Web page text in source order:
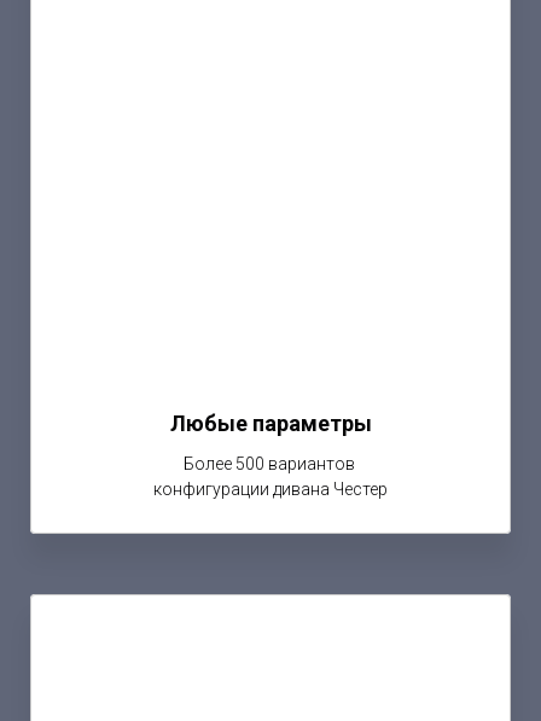
Любые параметры
Более 500 вариантов
конфигурации дивана Честер